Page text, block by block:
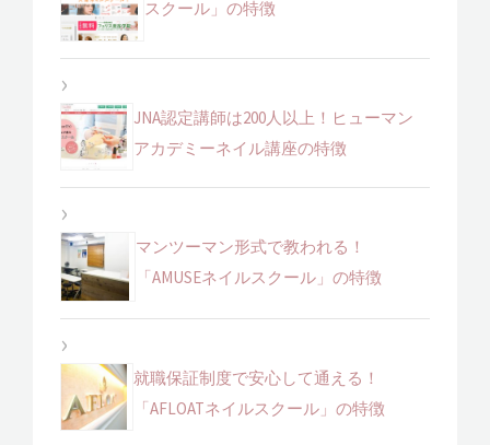
スクール」の特徴
JNA認定講師は200人以上！ヒューマン
アカデミーネイル講座の特徴
マンツーマン形式で教われる！
「AMUSEネイルスクール」の特徴
就職保証制度で安心して通える！
「AFLOATネイルスクール」の特徴